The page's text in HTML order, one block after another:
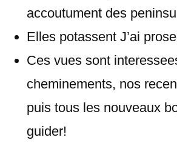
accoutument des
Elles potassent J’ai
Ces vues sont
cheminements, nos
puis tous les nouveaux
guider!